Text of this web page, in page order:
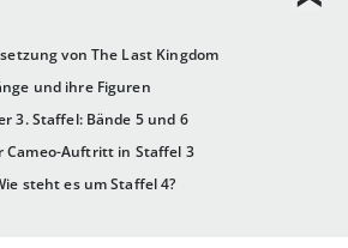
von The Last Kingdom
und ihre Figuren
3. Staffel: Bände 5 und 6
Cameo-Auftritt in Staffel 3
steht es um Staffel 4?